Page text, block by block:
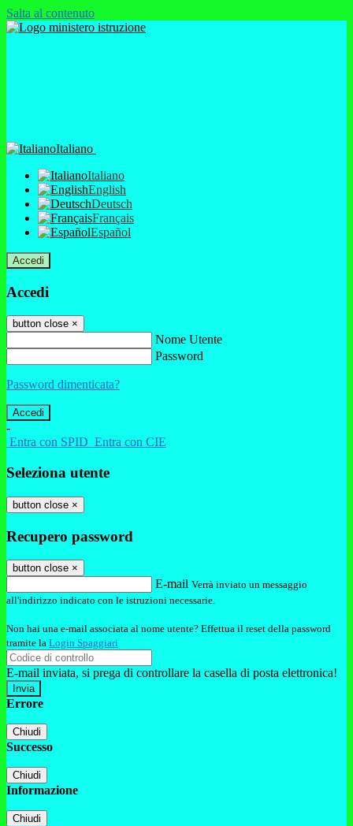
Salta al contenuto
Italiano
Italiano
English
Deutsch
Français
Español
Accedi
Accedi
button close ×
Nome Utente
Password
Password dimenticata?
-
Entra con SPID Entra con CIE
Seleziona utente
button close ×
Recupero password
button close ×
E-mail Verrà inviato un messaggio
all'indirizzo indicato con le istruzioni necessarie.
Non hai una e-mail associata al nome utente? Effettua il reset della password
tramite la Login Spaggiari
E-mail inviata, si prega di controllare la casella di posta elettronica!
Errore
Chiudi
Successo
Chiudi
Informazione
Chiudi